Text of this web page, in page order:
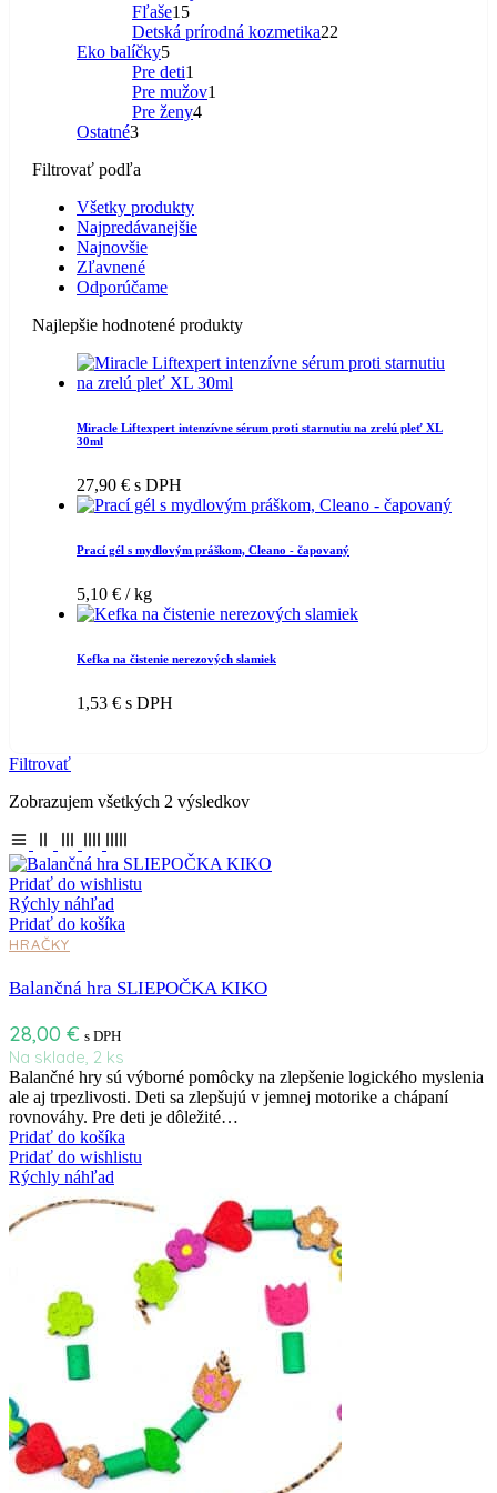
Fľaše1515
produktov
Detská prírodná kozmetika22
Eko balíčky55
produktov
Pre deti1
produkt
Pre mužov1
Pre ženy44
Ostatné33
Filtrovať podľa
Všetky produkty
Najpredávanejšie
Najnovšie
Zľavnené
Odporúčame
Najlepšie hodnotené produkty
Miracle Liftexpert intenzívne sérum proti starnutiu na zrelú pleť XL
30ml
27,90 € s DPH
Prací gél s mydlovým práškom, Cleano - čapovaný
5,10 € / kg
Kefka na čistenie nerezových slamiek
1,53 € s DPH
Filtrovať
Zobrazujem všetkých 2 výsledkov
Pridať do wishlistu
Rýchly náhľad
Pridať do košíka
HRAČKY
Balančná hra SLIEPOČKA KIKO
28,00 € s DPH
Na sklade, 2 ks
Balančné hry sú výborné pomôcky na zlepšenie logického myslenia
ale aj trpezlivosti. Deti sa zlepšujú v jemnej motorike a chápaní
rovnováhy. Pre deti je dôležité…
Pridať do košíka
Pridať do wishlistu
Rýchly náhľad